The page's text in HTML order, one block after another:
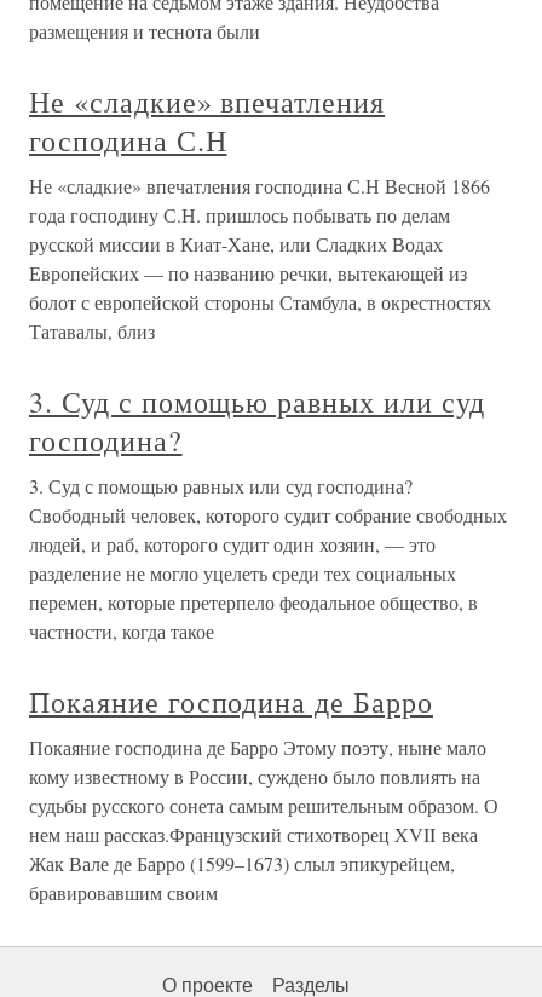
размещения и теснота были
Не «сладкие» впечатления
господина С.Н
Не «сладкие» впечатления господина С.Н Весной 1866
года господину С.Н. пришлось побывать по делам
русской миссии в Киат-Хане, или Сладких Водах
Европейских — по названию речки, вытекающей из
болот с европейской стороны Стамбула, в окрестностях
Татавалы, близ
3. Суд с помощью равных или суд
господина?
3. Суд с помощью равных или суд господина?
Свободный человек, которого судит собрание свободных
людей, и раб, которого судит один хозяин, — это
разделение не могло уцелеть среди тех социальных
перемен, которые претерпело феодальное общество, в
частности, когда такое
Покаяние господина де Барро
Покаяние господина де Барро Этому поэту, ныне мало
кому известному в России, суждено было повлиять на
судьбы русского сонета самым решительным образом. О
нем наш рассказ.Французский стихотворец XVII века
Жак Вале де Барро (1599–1673) слыл эпикурейцем,
бравировавшим своим
О проекте Разделы